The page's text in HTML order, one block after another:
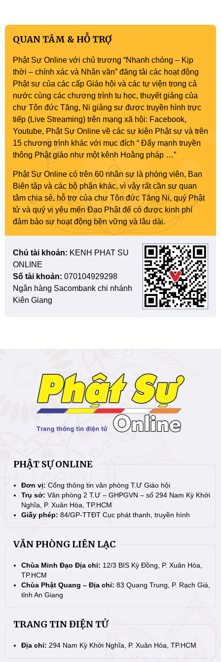
QUAN TÂM & HỖ TRỢ
Phật Sự Online với chủ trương “Nhanh chóng – Kịp
thời – chính xác và Nhân văn” đăng tải các hoạt động
Phật sự của các cấp Giáo hội và các tự viện trong cả
nước cùng các chương trình tu học, thuyết giảng của
chư Tôn đức Tăng, Ni giảng sư được truyền hình trực
tiếp (Live Streaming) trên mạng xã hội: Facebook,
Youtube, Phật Sự Online về các sự kiện Phật sự và trên
15 chương trình khác với mục đích “ Đẩy mạnh truyền
thông Phật giáo như một kênh Hoằng pháp …”
Phật Sự Online có trên 60 nhân sự là phóng viên, Ban
Biên tập và các bộ phận khác, vì vậy rất cần sự quan
tâm chia sẻ, hỗ trợ của chư Tôn đức Tăng Ni, quý Phật
tử và quý vị yêu mến Đạo Phật để có được kinh phí
đảm bảo sự hoạt động bền vững và lâu dài.
Chủ tài khoản: KENH PHAT SU
ONLINE
Số tài khoản: 070104929298
Ngân hàng Sacombank chi nhánh
Kiên Giang
PHẬT SỰ ONLINE
Đơn vị: Cổng thông tin văn phòng T.Ư Giáo hội
Trụ sở: Văn phòng 2 T.Ư – GHPGVN – số 294 Nam Kỳ Khởi
Nghĩa, P. Xuân Hòa, TP.HCM
Giấy phép: 84/GP-TTĐT Cục phát thanh, truyền hình
VĂN PHÒNG LIÊN LẠC
Chùa Minh Đạo Địa chỉ: 12/3 BIS Kỳ Đồng, P. Xuân Hòa,
TP.HCM
Chùa Phật Quang – Địa chỉ: 83 Quang Trung, P. Rạch Giá,
tỉnh An Giang
TRANG TIN ĐIỆN TỬ
Địa chỉ: 294 Nam Kỳ Khởi Nghĩa, P. Xuân Hòa, TP.HCM